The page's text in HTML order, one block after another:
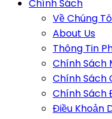
Chính Sách
Về Chúng
About Us
Thông Tin
Chính Sách
Chính Sách
Chính Sách
Điều Khoản